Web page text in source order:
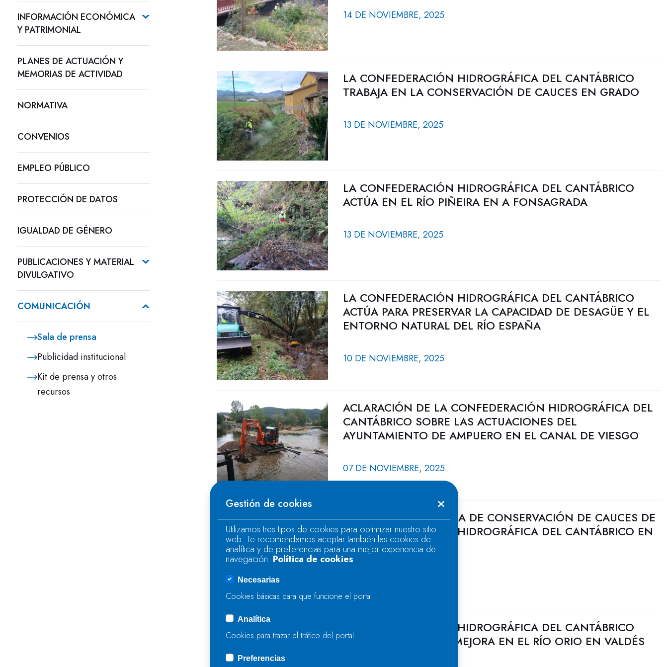
INFORMACIÓN ECONÓMICA
Y PATRIMONIAL
PLANES DE ACTUACIÓN Y
MEMORIAS DE ACTIVIDAD
NORMATIVA
CONVENIOS
EMPLEO PÚBLICO
PROTECCIÓN DE DATOS
IGUALDAD DE GÉNERO
PUBLICACIONES Y MATERIAL
DIVULGATIVO
COMUNICACIÓN
Sala de prensa
Publicidad institucional
Kit de prensa y otros
recursos
14 DE NOVIEMBRE, 2025
LA CONFEDERACIÓN HIDROGRÁFICA DEL CANTÁBRICO
TRABAJA EN LA CONSERVACIÓN DE CAUCES EN GRADO
13 DE NOVIEMBRE, 2025
LA CONFEDERACIÓN HIDROGRÁFICA DEL CANTÁBRICO
ACTÚA EN EL RÍO PIÑEIRA EN A FONSAGRADA
13 DE NOVIEMBRE, 2025
LA CONFEDERACIÓN HIDROGRÁFICA DEL CANTÁBRICO
ACTÚA PARA PRESERVAR LA CAPACIDAD DE DESAGÜE Y EL
ENTORNO NATURAL DEL RÍO ESPAÑA
10 DE NOVIEMBRE, 2025
ACLARACIÓN DE LA CONFEDERACIÓN HIDROGRÁFICA DEL
CANTÁBRICO SOBRE LAS ACTUACIONES DEL
AYUNTAMIENTO DE AMPUERO EN EL CANAL DE VIESGO
07 DE NOVIEMBRE, 2025
AVANZA EL PROGRAMA DE CONSERVACIÓN DE CAUCES DE
LA CONFEDERACIÓN HIDROGRÁFICA DEL CANTÁBRICO EN
LAVIANA
LA CONFEDERACIÓN HIDROGRÁFICA DEL CANTÁBRICO
INICIA TRABAJOS DE MEJORA EN EL RÍO ORIO EN VALDÉS
Gestión de cookies
Utilizamos tres tipos de cookies para optimizar nuestro sitio
web. Te recomendamos aceptar también las cookies de
analítica y de preferencias para una mejor experiencia de
navegación. Política de cookies
Necesarias
Cookies básicas para que funcione el portal
Analítica
Cookies para trazar el tráfico del portal
Preferencias